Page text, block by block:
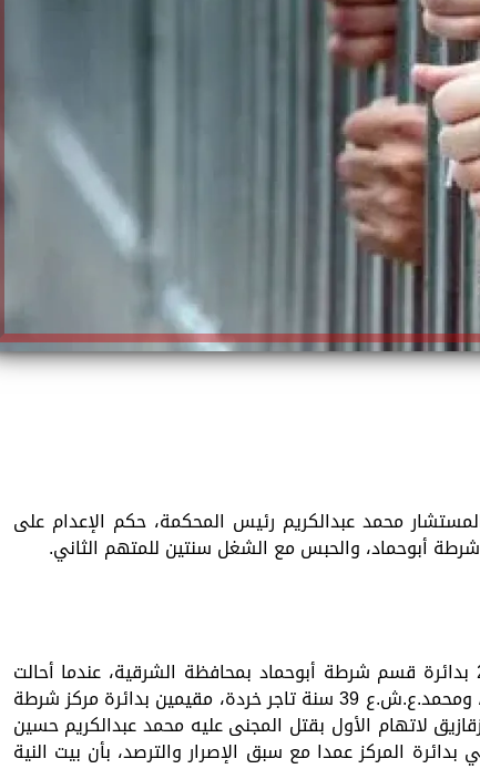
محمد عبدالكريم رئيس المحكمة، حكم الإعدام على
شرطة أبوحماد، والحبس مع الشغل سنتين للمتهم الثاني.
تعود أحداث القضية ليوم 16 مارس من عام 2025 بدائرة قسم شرطة أبوحماد بمحافظة الشرقية، عندما أحالت
النيابة العامة المتهمين سعد.ز.م.ع 23 سنة، عامل، ومحمد.ع.ش.ع 39 سنة تاجر خردة، مقيمين بدائرة مركز شرطة
لاتهام الأول بقتل المجنى عليه محمد عبدالكريم حسين
بدائرة المركز عمدا مع سبق الإصرار والترصد، بأن بيت النية